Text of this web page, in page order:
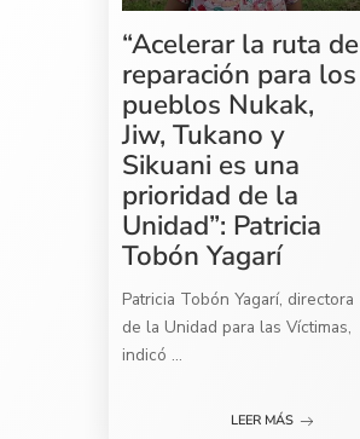
“Acelerar la ruta de
reparación para los
pueblos Nukak,
Jiw, Tukano y
Sikuani es una
prioridad de la
Unidad”: Patricia
Tobón Yagarí
Patricia Tobón Yagarí, directora
de la Unidad para las Víctimas,
indicó ...
LEER MÁS